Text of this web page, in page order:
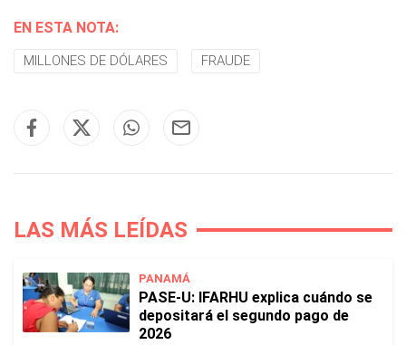
EN ESTA NOTA:
MILLONES DE DÓLARES FRAUDE
LAS MÁS LEÍDAS
PANAMÁ
PASE-U: IFARHU explica cuándo se
depositará el segundo pago de
2026